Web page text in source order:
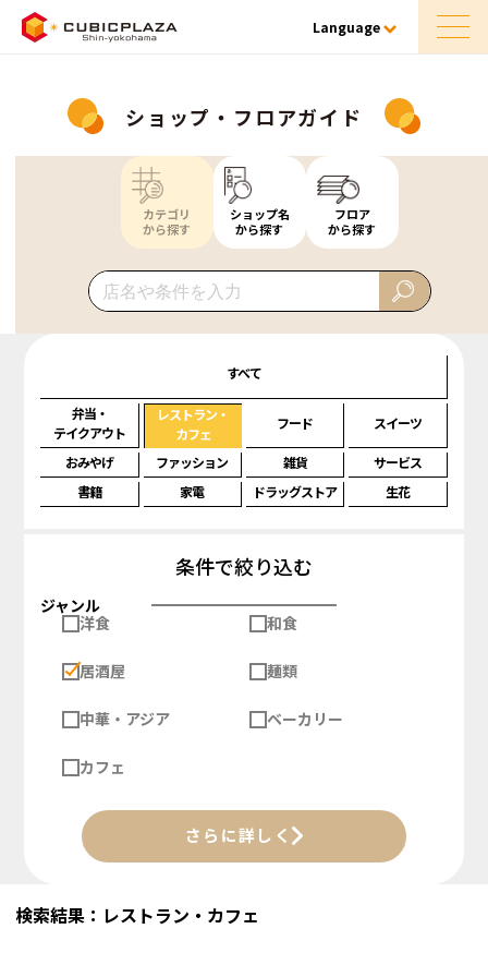
Language
ショップ・フロアガイド
カテゴリ
から探す
ショップ名
から探す
フロア
から探す
すべて
弁当・
テイクアウト
レストラン・
カフェ
フード スイーツ
おみやげ ファッション 雑貨
サービス
書籍
家電 ドラッグストア 生花
条件で絞り込む
ジャンル
洋食
和食
居酒屋 麺類
中華・アジア ベーカリー
カフェ
さらに詳しく
検索結果：レストラン・カフェ